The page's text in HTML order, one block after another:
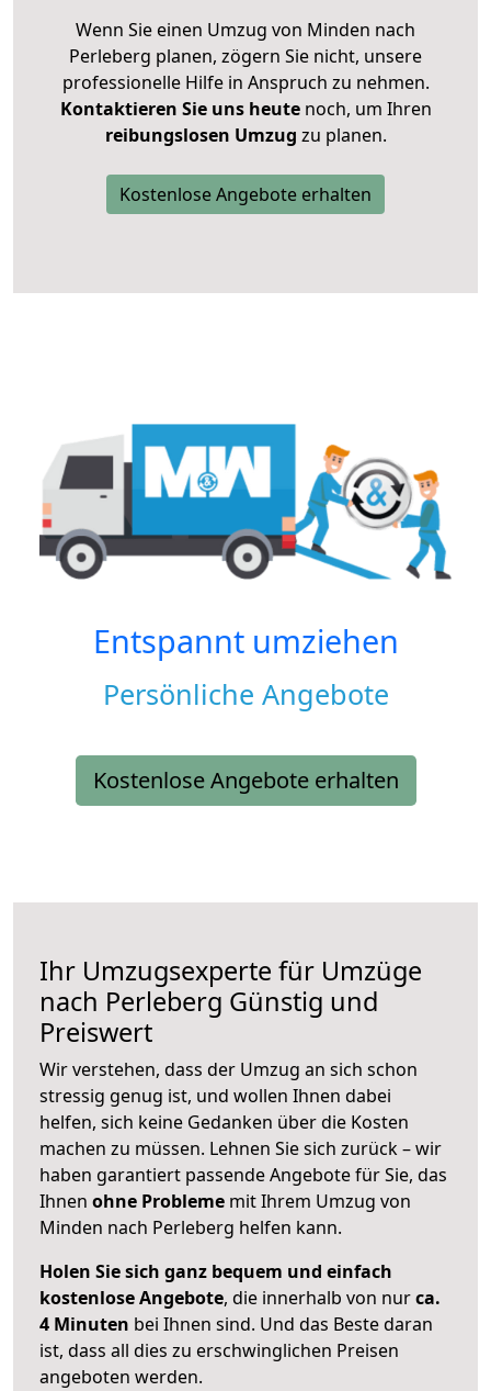
Wenn Sie einen Umzug von Minden nach
Perleberg planen, zögern Sie nicht, unsere
professionelle Hilfe in Anspruch zu nehmen.
Kontaktieren Sie uns heutenoch, um Ihren
reibungslosen Umzug zu planen.
Kostenlose Angebote erhalten
Entspannt umziehen
Persönliche Angebote
Kostenlose Angebote erhalten
Ihr Umzugsexperte für Umzüge
nach Perleberg Günstig und
Preiswert
Wir verstehen, dass der Umzug an sich schon
stressig genug ist, und wollen Ihnen dabei
helfen, sich keine Gedanken über die Kosten
machen zu müssen. Lehnen Sie sich zurück – wir
haben garantiert passende Angebote für Sie, das
Ihnen ohne Probleme mit Ihrem Umzug von
Minden nach Perleberg helfen kann.
Holen Sie sich ganz bequem und einfach
kostenlose Angebote, die innerhalb von nurca.
4 Minuten bei Ihnen sind. Und das Beste daran
ist, dass all dies zu erschwinglichen Preisen
angeboten werden.